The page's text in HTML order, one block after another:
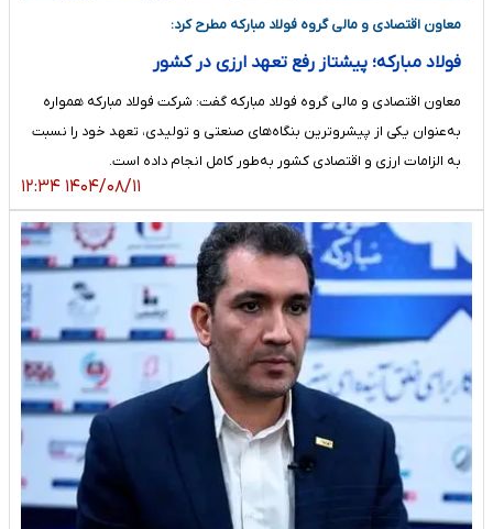
معاون اقتصادی و مالی گروه فولاد مبارکه مطرح کرد:
فولاد مبارکه؛ پیشتاز رفع تعهد ارزی در کشور
معاون اقتصادی و مالی گروه فولاد مبارکه گفت: شرکت فولاد مبارکه همواره
به‌عنوان یکی از پیشروترین بنگاه‌های صنعتی و تولیدی، تعهد خود را نسبت
به الزامات ارزی و اقتصادی کشور به‌طور کامل انجام داده است.
۱۴۰۴/۰۸/۱۱ ۱۲:۳۴